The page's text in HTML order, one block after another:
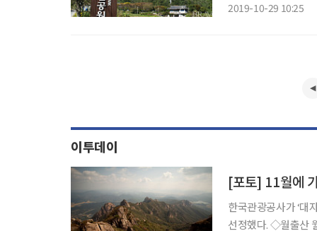
2019-10-29 10:25
이투데이
[포토] 11월에
한국관광공사가 ‘대
선정했다. ◇월출산 월출산은 주변에 아무런 산이 없어 마치 거대한 기암괴석의 바위산을 뚝